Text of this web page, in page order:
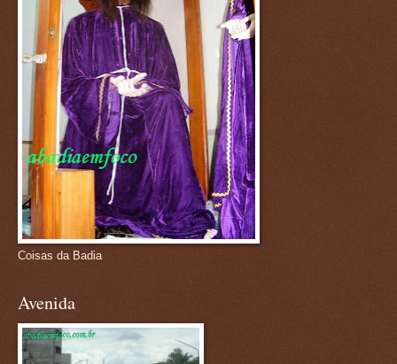
Coisas da Badia
Avenida